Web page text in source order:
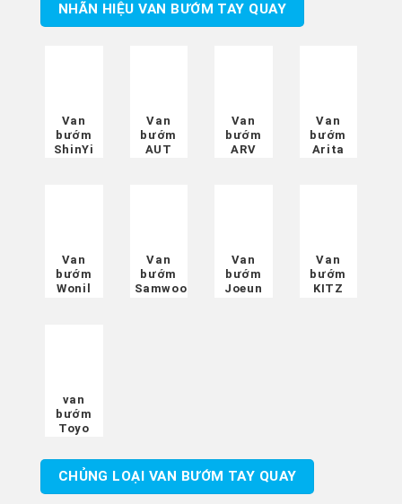
NHÃN HIỆU VAN BƯỚM TAY QUAY
Van
bướm
ShinYi
Van
bướm
AUT
Van
bướm
ARV
Van
bướm
Arita
Van
bướm
Wonil
Van
bướm
Samwoo
Van
bướm
Joeun
Van
bướm
KITZ
van
bướm
Toyo
CHỦNG LOẠI VAN BƯỚM TAY QUAY